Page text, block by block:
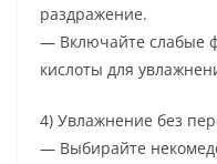
раздражение.
— Включайте слабые
кислоты для
4) Увлажнение без
— Выбирайте